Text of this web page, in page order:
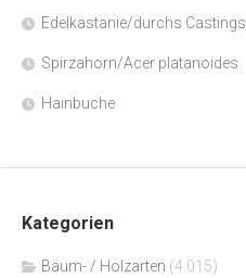
Edelkastanie/durchs Castings
Spirzahorn/Acer platanoides
Hainbuche
Kategorien
Bäum- / Holzarten (4.015)